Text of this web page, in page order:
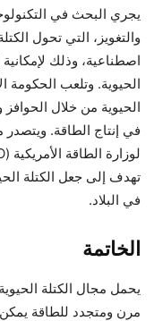
يجري البحث في
والتغويز، التي تحول
اصطناعية، وذلك
الحيوية. وتلعب الحكومة
الحيوية من خلال
في إنتاج الطاقة. ويتصدر
تهدف إلى جعل الكتلة
في البلاد.
الخاتمة
يحمل مجال الكتلة
مرن ومتجدد للطاقة